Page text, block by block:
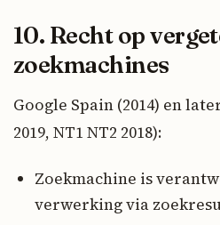
10. Recht op
zoekmachines
Google Spain (2014) en
2019, NT1 NT2 2018):
Zoekmachine is
verwerking via